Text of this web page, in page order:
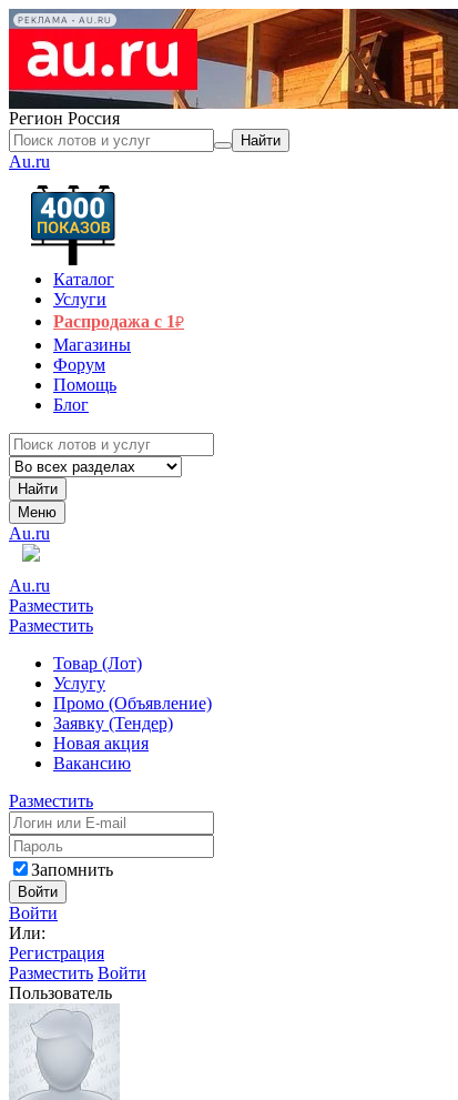
РЕКЛАМА • AU.RU
Регион Россия
Найти
Au.ru
Каталог
Услуги
Распродажа с 1₽
Магазины
Форум
Помощь
Блог
Найти
Меню
Au.ru
Au.ru
Разместить
Разместить
Товар (Лот)
Услугу
Промо (Объявление)
Заявку (Тендер)
Новая акция
Вакансию
Разместить
Запомнить
Войти
Войти
Или:
Регистрация
Разместить Войти
Пользователь